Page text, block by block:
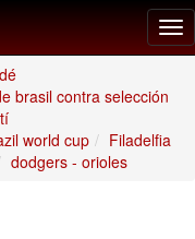
brasil contra selección
world cup
Filadelfia
dodgers - orioles